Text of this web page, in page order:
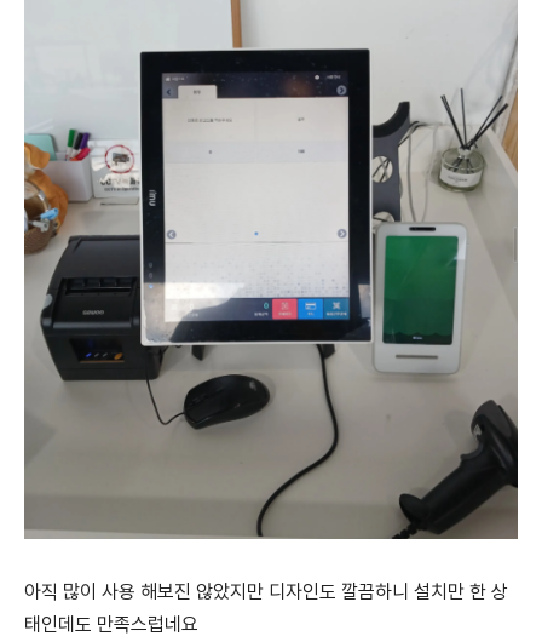
아직 많이 사용 해보진 않았지만 디자인도 깔끔하니 설치만 한 상
태인데도 만족스럽네요